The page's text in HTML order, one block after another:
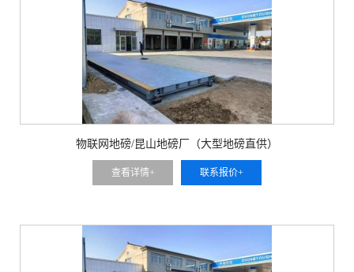
物联网地磅/昆山地磅厂（大型地磅直供）
查看详情+ 联系报价+